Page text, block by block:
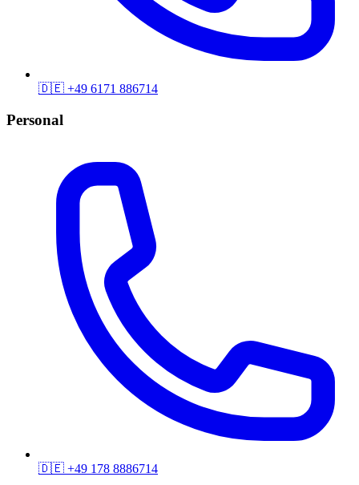
🇩🇪 +49 6171 886714
Personal
🇩🇪 +49 178 8886714